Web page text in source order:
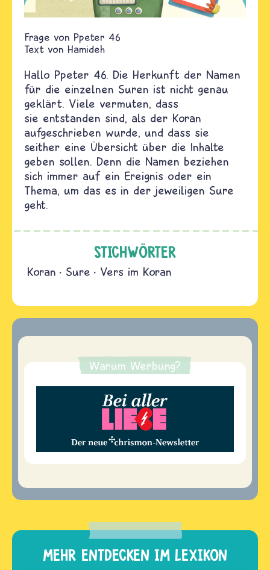
Ppeter 46
Text von Hamideh
Hallo Ppeter 46. Die Herkunft der Namen
für die einzelnen Suren ist nicht genau
geklärt. Viele vermuten, dass
sie entstanden sind, als der Koran
aufgeschrieben wurde, und dass sie
seither eine Übersicht über die Inhalte
geben sollen. Denn die Namen beziehen
sich immer auf ein Ereignis oder ein
Thema, um das es in der jeweiligen Sure
geht.
STICHWÖRTER
Koran Sure Vers im Koran
Warum Werbung?